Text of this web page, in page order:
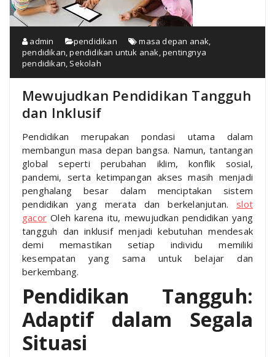
admin pendidikan masa depan anak,
pendidikan,pendidikan untuk anak,pentingnya
pendidikan, Sekolah
Mewujudkan Pendidikan Tangguh
dan Inklusif
Pendidikan merupakan pondasi utama dalam
membangun masa depan bangsa. Namun, tantangan
global seperti perubahan iklim, konflik sosial,
pandemi, serta ketimpangan akses masih menjadi
penghalang besar dalam menciptakan sistem
pendidikan yang merata dan berkelanjutan. slot
gacor Oleh karena itu, mewujudkan pendidikan yang
tangguh dan inklusif menjadi kebutuhan mendesak
demi memastikan setiap individu memiliki
kesempatan yang sama untuk belajar dan
berkembang.
Pendidikan Tangguh:
Adaptif dalam Segala
Situasi